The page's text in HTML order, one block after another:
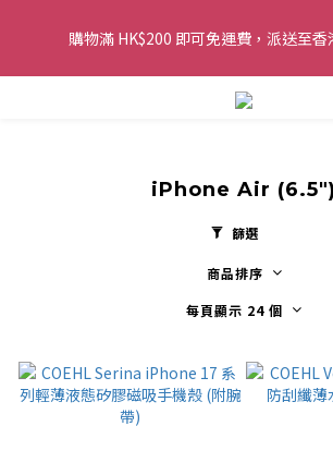
購物滿 HK$200 即可免運費，派送至
購物滿 HK$200 即可免運費，派送至
全單金額：每滿 HK$250，以轉數快或八達通
歡迎 WhatsApp 6123 6918 查詢或
info@topwinner.com.hk
購物滿 HK$200 即可免運費，派送至香
iPhone Air (6.5")
篩選
商品排序
每頁顯示 24 個